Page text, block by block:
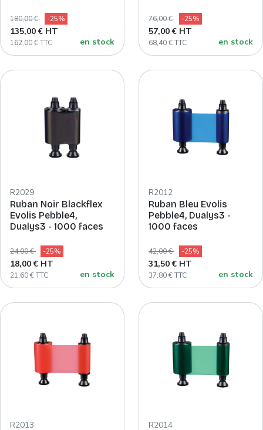
180,00 € -25%
135,00 € HT
162,00 € TTC en stock
76,00 € -25%
57,00 € HT
68,40 € TTC en stock
R2029
Ruban Noir Blackflex
Evolis Pebble4,
Dualys3 - 1000 faces
24,00 € -25%
18,00 € HT
21,60 € TTC en stock
R2012
Ruban Bleu Evolis
Pebble4, Dualys3 -
1000 faces
42,00 € -25%
31,50 € HT
37,80 € TTC en stock
R2013
R2014